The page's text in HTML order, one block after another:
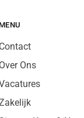
MENU
Contact
Over Ons